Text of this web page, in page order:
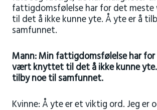
fattigdomsfølelse har for det
til det å ikke kunne yte. Å yte er å
samfunnet.
Mann: Min fattigdomsfølelse har
vært knyttet til det å ikke kunne
tilby noe til samfunnet.
Kvinne: Å yte er et viktig ord. Jeg er